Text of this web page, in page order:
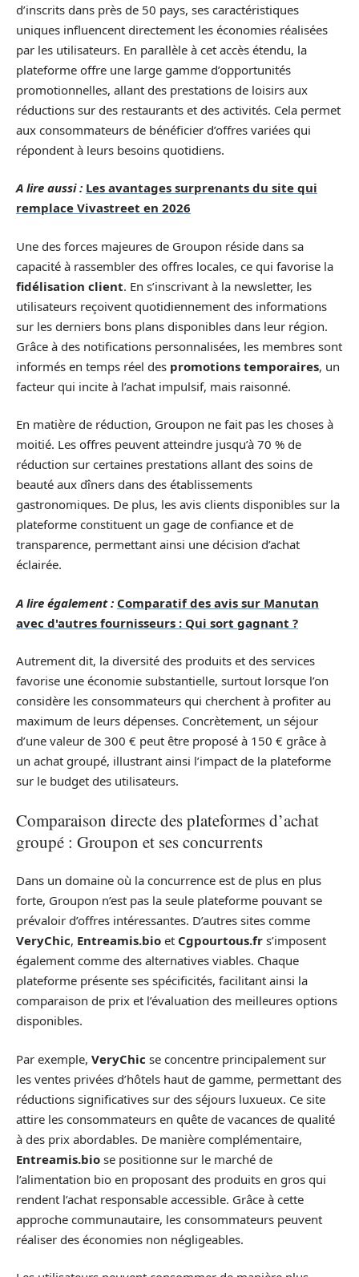
d’inscrits dans près de 50 pays, ses caractéristiques
uniques influencent directement les économies réalisées
par les utilisateurs. En parallèle à cet accès étendu, la
plateforme offre une large gamme d’opportunités
promotionnelles, allant des prestations de loisirs aux
réductions sur des restaurants et des activités. Cela permet
aux consommateurs de bénéficier d’offres variées qui
répondent à leurs besoins quotidiens.
A lire aussi : Les avantages surprenants du site qui
remplace Vivastreet en 2026
Une des forces majeures de Groupon réside dans sa
capacité à rassembler des offres locales, ce qui favorise la
fidélisation client. En s’inscrivant à la newsletter, les
utilisateurs reçoivent quotidiennement des informations
sur les derniers bons plans disponibles dans leur région.
Grâce à des notifications personnalisées, les membres sont
informés en temps réel des promotions temporaires, un
facteur qui incite à l’achat impulsif, mais raisonné.
En matière de réduction, Groupon ne fait pas les choses à
moitié. Les offres peuvent atteindre jusqu’à 70 % de
réduction sur certaines prestations allant des soins de
beauté aux dîners dans des établissements
gastronomiques. De plus, les avis clients disponibles sur la
plateforme constituent un gage de confiance et de
transparence, permettant ainsi une décision d’achat
éclairée.
A lire également : Comparatif des avis sur Manutan
avec d'autres fournisseurs : Qui sort gagnant ?
Autrement dit, la diversité des produits et des services
favorise une économie substantielle, surtout lorsque l’on
considère les consommateurs qui cherchent à profiter au
maximum de leurs dépenses. Concrètement, un séjour
d’une valeur de 300 € peut être proposé à 150 € grâce à
un achat groupé, illustrant ainsi l’impact de la plateforme
sur le budget des utilisateurs.
Comparaison directe des plateformes d’achat
groupé : Groupon et ses concurrents
Dans un domaine où la concurrence est de plus en plus
forte, Groupon n’est pas la seule plateforme pouvant se
prévaloir d’offres intéressantes. D’autres sites comme
VeryChic, Entreamis.bio et Cgpourtous.fr s’imposent
également comme des alternatives viables. Chaque
plateforme présente ses spécificités, facilitant ainsi la
comparaison de prix et l’évaluation des meilleures options
disponibles.
Par exemple, VeryChic se concentre principalement sur
les ventes privées d’hôtels haut de gamme, permettant des
réductions significatives sur des séjours luxueux. Ce site
attire les consommateurs en quête de vacances de qualité
à des prix abordables. De manière complémentaire,
Entreamis.bio se positionne sur le marché de
l’alimentation bio en proposant des produits en gros qui
rendent l’achat responsable accessible. Grâce à cette
approche communautaire, les consommateurs peuvent
réaliser des économies non négligeables.